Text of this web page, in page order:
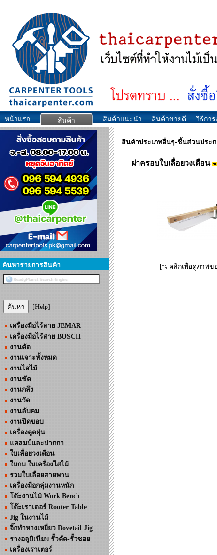
หน้าแรก สินค้า สินค้าแนะนำ สินค้าขายดี วิธีกา
ค้นหารายการสินค้า
[Help]
เครื่องมือไร้สาย JEMAR
เครื่องมือไร้สาย BOSCH
งานตัด
งานเจาะทั้งหมด
งานไสไม้
งานขัด
งานกลึง
งานวัด
งานลับคม
งานปิดขอบ
เครื่องดูดฝุ่น
แคลมป์และปากกา
ใบเลื่อยวงเดือน
ใบกบ ใบเครื่องไสไม้
รวมใบเลื่อยสายพาน
เครื่องมือกลุ่มงานหนัก
โต๊ะงานไม้ Work Bench
โต๊ะเราเตอร์ Router Table
Jig ในงานไม้
จิ๊กทำหางเหยี่ยว Dovetail Jig
รางอลูมิเนียม รั้วตัด-รั้วซอย
เครื่องเราเตอร์
สินค้าประเภทอื่นๆ-ชิ้นส่วนประ
ฝาครอบใบเลื่อยวงเดือน
[ คลิกเพื่อดูภาพข